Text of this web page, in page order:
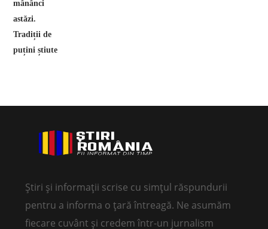
Știri și informații scrise cu simțul răspundurii
pentru a informa o țară întreagă. Ne asumăm
fiecare cuvânt și credem într-un jurnalism